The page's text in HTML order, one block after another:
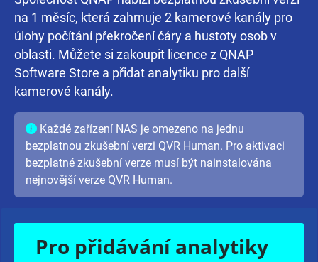
na 1 měsíc, která zahrnuje 2 kamerové kanály pro
úlohy počítání překročení čáry a hustoty osob v
oblasti. Můžete si zakoupit licence z QNAP
Software Store a přidat analytiku pro další
kamerové kanály.
Každé zařízení NAS je omezeno na jednu
bezplatnou zkušební verzi QVR Human. Pro aktivaci
bezplatné zkušební verze musí být nainstalována
nejnovější verze QVR Human.
Pro přidávání analytiky